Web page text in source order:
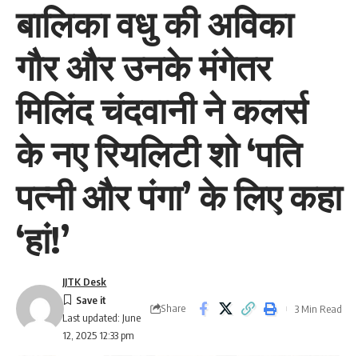
बालिका वधु की अविका
गौर और उनके मंगेतर
मिलिंद चंदवानी ने कलर्स
के नए रियलिटी शो ‘पति
पत्नी और पंगा’ के लिए कहा
‘हां!’
Last updated: June
12, 2025 12:33 pm
JJTK Desk
Share 3 Min Read